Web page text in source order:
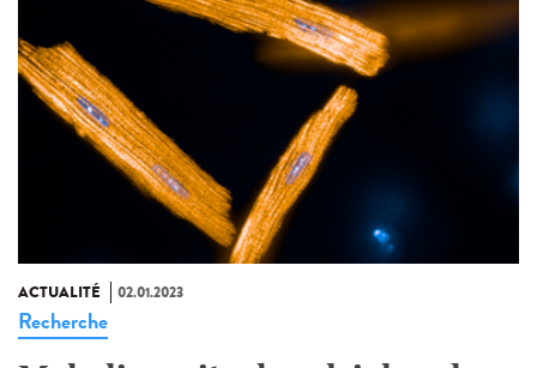
ACTUALITÉ 02.01.2023
Recherche